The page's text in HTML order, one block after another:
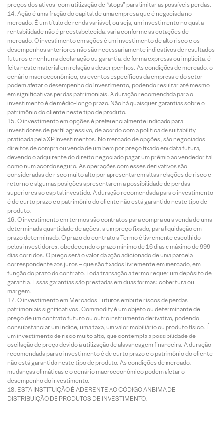
preços dos ativos, com utilização de “stops” para limitar as possíveis perdas.
Ação é uma fração do capital de uma empresa que é negociada no
mercado. É um título de renda variável, ou seja, um investimento no qual a
rentabilidade não é preestabelecida, varia conforme as cotações de
mercado. O investimento em ações é um investimento de alto risco e os
desempenhos anteriores não são necessariamente indicativos de resultados
futuros e nenhuma declaração ou garantia, de forma expressa ou implícita, é
feita neste material em relação a desempenhos. As condições de mercado, o
cenário macroeconômico, os eventos específicos da empresa e do setor
podem afetar o desempenho do investimento, podendo resultar até mesmo
em significativas perdas patrimoniais. A duração recomendada para o
investimento é de médio-longo prazo. Não há quaisquer garantias sobre o
patrimônio do cliente neste tipo de produto.
O investimento em opções é preferencialmente indicado para
investidores de perfil agressivo, de acordo com a política de suitability
praticada pela XP Investimentos. No mercado de opções, são negociados
direitos de compra ou venda de um bem por preço fixado em data futura,
devendo o adquirente do direito negociado pagar um prêmio ao vendedor tal
como num acordo seguro. As operações com esses derivativos são
consideradas de risco muito alto por apresentarem altas relações de risco e
retorno e algumas posições apresentarem a possibilidade de perdas
superiores ao capital investido. A duração recomendada para o investimento
é de curto prazo e o patrimônio do cliente não está garantido neste tipo de
produto.
O investimento em termos são contratos para compra ou a venda de uma
determinada quantidade de ações, a um preço fixado, para liquidação em
prazo determinado. O prazo do contrato a Termo é livremente escolhido
pelos investidores, obedecendo o prazo mínimo de 16 dias e máximo de 999
dias corridos. O preço será o valor da ação adicionado de uma parcela
correspondente aos juros – que são fixados livremente em mercado, em
função do prazo do contrato. Toda transação a termo requer um depósito de
garantia. Essas garantias são prestadas em duas formas: cobertura ou
margem.
O investimento em Mercados Futuros embute riscos de perdas
patrimoniais significativos. Commodity é um objeto ou determinante de
preço de um contrato futuro ou outro instrumento derivativo, podendo
consubstanciar um índice, uma taxa, um valor mobiliário ou produto físico. É
um investimento de risco muito alto, que contempla a possibilidade de
oscilação de preço devido à utilização de alavancagem financeira. A duração
recomendada para o investimento é de curto prazo e o patrimônio do cliente
não está garantido neste tipo de produto. As condições de mercado,
mudanças climáticas e o cenário macroeconômico podem afetar o
desempenho do investimento.
ESTA INSTITUIÇÃO É ADERENTE AO CÓDIGO ANBIMA DE
DISTRIBUIÇÃO DE PRODUTOS DE INVESTIMENTO.